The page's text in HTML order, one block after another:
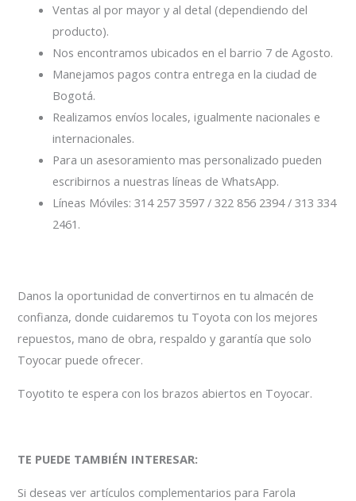
Ventas al por mayor y al detal (dependiendo del
producto).
Nos encontramos ubicados en el barrio 7 de Agosto.
Manejamos pagos contra entrega en la ciudad de
Bogotá.
Realizamos envíos locales, igualmente nacionales e
internacionales.
Para un asesoramiento mas personalizado pueden
escribirnos a nuestras líneas de WhatsApp.
Líneas Móviles: 314 257 3597 / 322 856 2394 / 313 334
2461.
Danos la oportunidad de convertirnos en tu almacén de
confianza, donde cuidaremos tu Toyota con los mejores
repuestos, mano de obra, respaldo y garantía que solo
Toyocar puede ofrecer.
Toyotito te espera con los brazos abiertos en Toyocar.
TE PUEDE TAMBIÉN INTERESAR:
Si deseas ver artículos complementarios para Farola